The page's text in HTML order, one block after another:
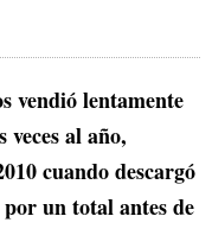
vendió lentamente
veces al año,
cuando descargó
un total antes de